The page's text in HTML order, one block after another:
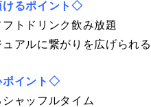
るポイント◇
フトドリンク飲み放題
ュアルに繋がりを広げられ
ポイント◇
シャッフルタイム